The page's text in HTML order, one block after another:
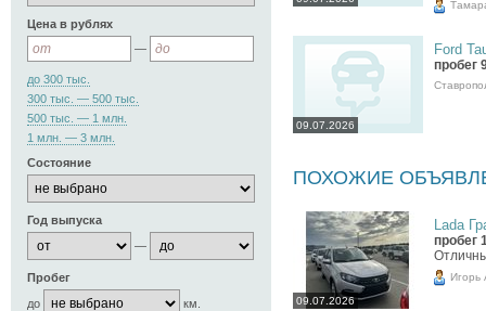
Цена в рублях
—
до 300 тыс.
300 тыс. — 500 тыс.
500 тыс. — 1 млн.
1 млн. — 3 млн.
Состояние
Год выпуска
—
Пробег
до
км.
09.07.2026
Ford
пробег
ПОХОЖИЕ
09.07.2026
Lada
пробег
Игорь